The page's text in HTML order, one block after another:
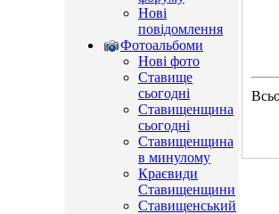
Нові
повідомлення
Фотоальбоми
Нові фото
Ставище
сьогодні
Ставищенщина
сьогодні
Ставищенщина
в минулому
Краєвиди
Ставищенщини
Ставищенський